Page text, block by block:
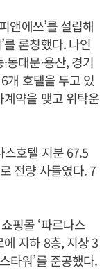
앤에쓰’를 설립해
를 론칭했다. 나인
동대문·용산, 경기
개 호텔을 두고 있
약을 맺고 위탁운
스호텔 지분 67.5
전량 사들였다. 7
핑몰 ‘파르나스
지하 8층, 지상 3
타워’를 준공했다.